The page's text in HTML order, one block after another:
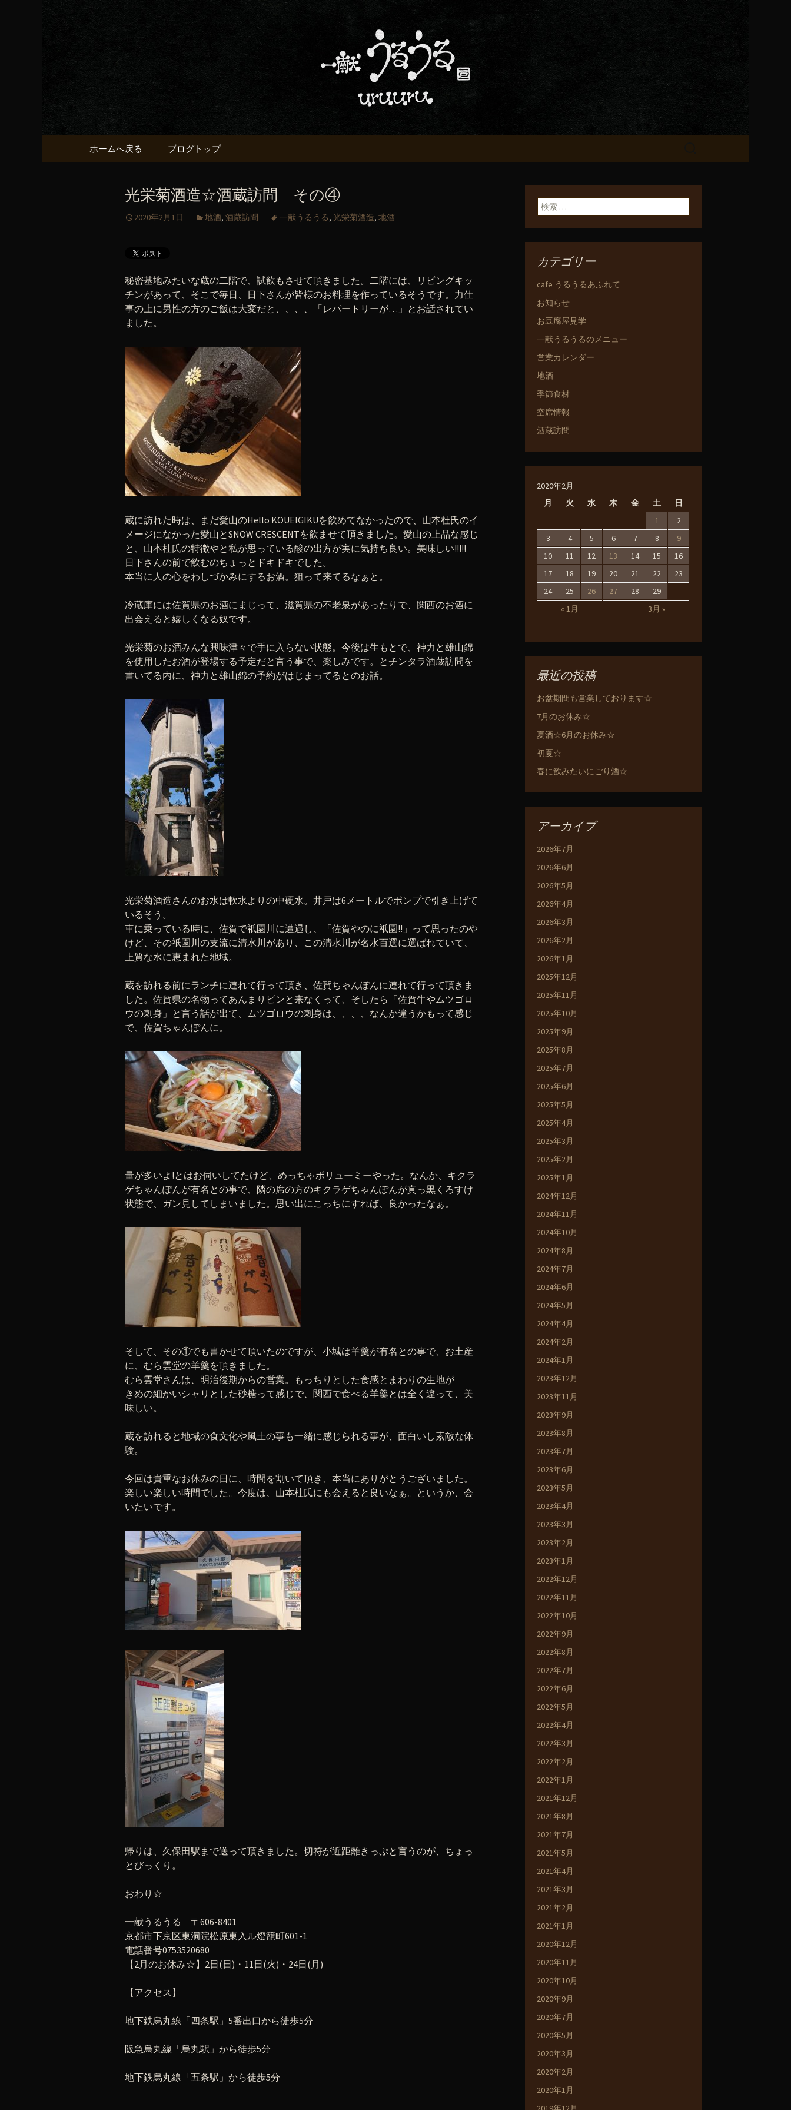
京都・五条でおいしい地酒が飲める「一
献うるうる」のブログ
京都・五条烏丸の町屋居酒屋「一献うるうる」からのお知らせ
コンテンツへ移動
ホームへ戻る ブログトップ
光栄菊酒造☆酒蔵訪問 その④
2020年2月1日 地酒, 酒蔵訪問 一献うるうる, 光栄菊酒造, 地酒
秘密基地みたいな蔵の二階で、試飲もさせて頂きました。二階には、リビングキッ
チンがあって、そこで毎日、日下さんが皆様のお料理を作っているそうです。力仕
事の上に男性の方のご飯は大変だと、、、、「レパートリーが…」とお話されてい
ました。
蔵に訪れた時は、まだ愛山のHello KOUEIGIKUを飲めてなかったので、山本杜氏のイ
メージになかった愛山とSNOW CRESCENTを飲ませて頂きました。愛山の上品な感じ
と、山本杜氏の特徴やと私が思っている酸の出方が実に気持ち良い。美味しい!!!!!
日下さんの前で飲むのちょっとドキドキでした。
本当に人の心をわしづかみにするお酒。狙って来てるなぁと。
冷蔵庫には佐賀県のお酒にまじって、滋賀県の不老泉があったりで、関西のお酒に
出会えると嬉しくなる奴です。
光栄菊のお酒みんな興味津々で手に入らない状態。今後は生もとで、神力と雄山錦
を使用したお酒が登場する予定だと言う事で、楽しみです。とチンタラ酒蔵訪問を
書いてる内に、神力と雄山錦の予約がはじまってるとのお話。
光栄菊酒造さんのお水は軟水よりの中硬水。井戸は6メートルでポンプで引き上げて
いるそう。
車に乗っている時に、佐賀で祇園川に遭遇し、「佐賀やのに祇園!!」って思ったのや
けど、その祇園川の支流に清水川があり、この清水川が名水百選に選ばれていて、
上質な水に恵まれた地域。
蔵を訪れる前にランチに連れて行って頂き、佐賀ちゃんぽんに連れて行って頂きま
した。佐賀県の名物ってあんまりピンと来なくって、そしたら「佐賀牛やムツゴロ
ウの刺身」と言う話が出て、ムツゴロウの刺身は、、、、なんか違うかもって感じ
で、佐賀ちゃんぽんに。
量が多いよ!とはお伺いしてたけど、めっちゃボリューミーやった。なんか、キクラ
ゲちゃんぽんが有名との事で、隣の席の方のキクラゲちゃんぽんが真っ黒くろすけ
状態で、ガン見してしまいました。思い出にこっちにすれば、良かったなぁ。
そして、その①でも書かせて頂いたのですが、小城は羊羹が有名との事で、お土産
に、むら雲堂の羊羹を頂きました。
むら雲堂さんは、明治後期からの営業。もっちりとした食感とまわりの生地が
きめの細かいシャリとした砂糖って感じで、関西で食べる羊羹とは全く違って、美
味しい。
蔵を訪れると地域の食文化や風土の事も一緒に感じられる事が、面白いし素敵な体
験。
今回は貴重なお休みの日に、時間を割いて頂き、本当にありがとうございました。
楽しい楽しい時間でした。今度は、山本杜氏にも会えると良いなぁ。というか、会
いたいです。
帰りは、久保田駅まで送って頂きました。切符が近距離きっぷと言うのが、ちょっ
とびっくり。
おわり☆
一献うるうる 〒606-8401
京都市下京区東洞院松原東入ル燈籠町601-1
電話番号0753520680
【2月のお休み☆】2日(日)・11日(火)・24日(月)
【アクセス】
地下鉄烏丸線「四条駅」5番出口から徒歩5分
阪急烏丸線「烏丸駅」から徒歩5分
地下鉄烏丸線「五条駅」から徒歩5分
検索:
カテゴリー
cafe うるうるあふれて
お知らせ
お豆腐屋見学
一献うるうるのメニュー
営業カレンダー
地酒
季節食材
空席情報
酒蔵訪問
2020年2月
月
火 水 木 金 土 日
« 1月 3月 »
1
2
3
4 5 6 7 8
9
10
11 12 13 14 15
16
17
18 19 20 21 22
23
24
25 26 27 28 29
最近の投稿
お盆期間も営業しております☆
7月のお休み☆
夏酒☆6月のお休み☆
初夏☆
春に飲みたいにごり酒☆
アーカイブ
2026年7月
2026年6月
2026年5月
2026年4月
2026年3月
2026年2月
2026年1月
2025年12月
2025年11月
2025年10月
2025年9月
2025年8月
2025年7月
2025年6月
2025年5月
2025年4月
2025年3月
2025年2月
2025年1月
2024年12月
2024年11月
2024年10月
2024年8月
2024年7月
2024年6月
2024年5月
2024年4月
2024年2月
2024年1月
2023年12月
2023年11月
2023年9月
2023年8月
2023年7月
2023年6月
2023年5月
2023年4月
2023年3月
2023年2月
2023年1月
2022年12月
2022年11月
2022年10月
2022年9月
2022年8月
2022年7月
2022年6月
2022年5月
2022年4月
2022年3月
2022年2月
2022年1月
2021年12月
2021年8月
2021年7月
2021年5月
2021年4月
2021年3月
2021年2月
2021年1月
2020年12月
2020年11月
2020年10月
2020年9月
2020年7月
2020年5月
2020年3月
2020年2月
2020年1月